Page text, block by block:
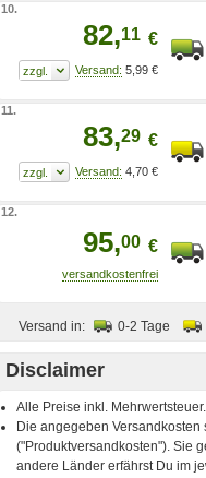
10.
82,11 €
5,99 €
11.
83,29 €
4,70 €
12.
95,00 €
Versand in: 0-2 Tage
Disclaimer